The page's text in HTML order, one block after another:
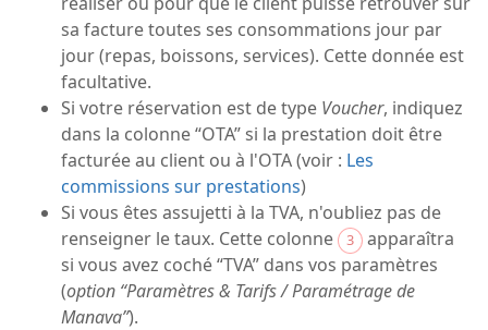
sa facture toutes ses consommations jour par
jour (repas, boissons, services). Cette donnée est
facultative.
Si votre réservation est de type Voucher, indiquez
dans la colonne “OTA” si la prestation doit être
facturée au client ou à l'OTA (voir : Les
commissions sur prestations)
Si vous êtes assujetti à la TVA, n'oubliez pas de
renseigner le taux. Cette colonne
3
apparaîtra
si vous avez coché “TVA” dans vos paramètres
(option “Paramètres & Tarifs / Paramétrage de
Manava”).